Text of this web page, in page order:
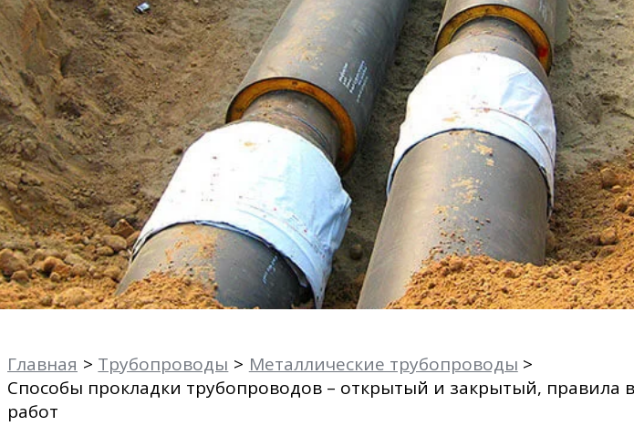
Главная Трубопроводы
Металлические трубопроводы
Способы прокладки трубопроводов – открытый и закрытый, правила
работ